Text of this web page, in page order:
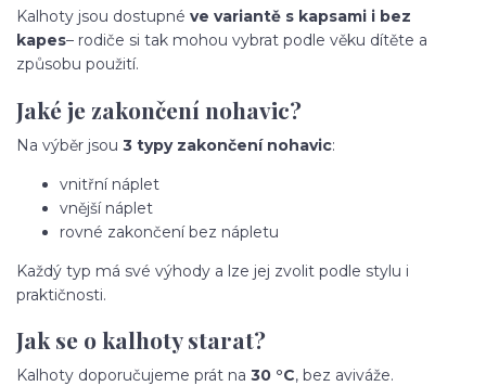
Kalhoty jsou dostupné ve variantě s kapsami i bez
kapes– rodiče si tak mohou vybrat podle věku dítěte a
způsobu použití.
Jaké je zakončení nohavic?
Na výběr jsou 3 typy zakončení nohavic:
vnitřní náplet
vnější náplet
rovné zakončení bez nápletu
Každý typ má své výhody a lze jej zvolit podle stylu i
praktičnosti.
Jak se o kalhoty starat?
Kalhoty doporučujeme prát na 30 °C, bez aviváže.